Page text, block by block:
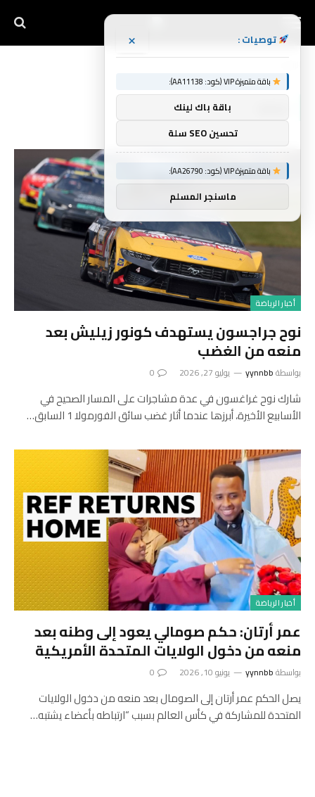
أخبار الرياضة
نوح جراجسون يستهدف كونور زيليش بعد
منعه من الغضب
بواسطةyynnbb يوليو 27, 2026 0
شارك نوح غراغسون في عدة مشاجرات على المسار الصحيح في
الأسابيع الأخيرة، أبرزها عندما أثار غضب سائق الفورمولا 1 السابق…
أخبار الرياضة
عمر أرتان: حكم صومالي يعود إلى وطنه بعد
منعه من دخول الولايات المتحدة الأمريكية
بواسطةyynnbb يونيو 10, 2026 0
يصل الحكم عمر أرتان إلى الصومال بعد منعه من دخول الولايات
المتحدة للمشاركة في كأس العالم بسبب “ارتباطه بأعضاء يشتبه…
توصيات : ×
باقة متميزة VIP (كود: AA11138):
باقة باك لينك
تحسين SEO سلة
باقة متميزة VIP (كود: AA26790):
ماسنجر المسلم